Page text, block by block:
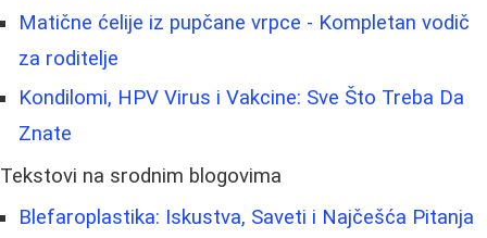
Matične ćelije iz pupčane vrpce - Kompletan vodič
za roditelje
Kondilomi, HPV Virus i Vakcine: Sve Što Treba Da
Znate
Tekstovi na srodnim blogovima
Blefaroplastika: Iskustva, Saveti i Najčešća Pitanja